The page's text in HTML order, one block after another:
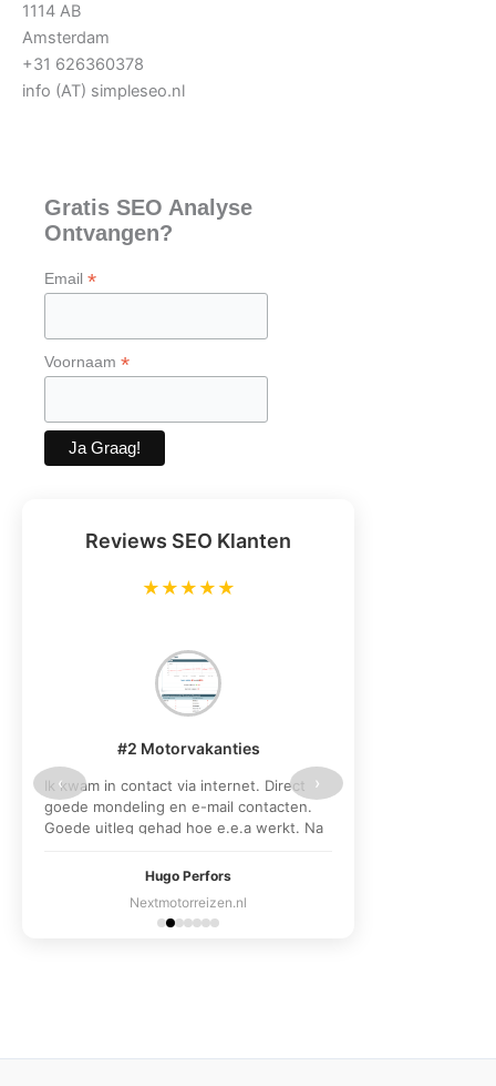
1114 AB
Amsterdam
+31 626360378
info (AT) simpleseo.nl
Gratis SEO Analyse
Ontvangen?
Email *
Voornaam *
Reviews SEO Klanten
★★★★★
#2 Motorvakanties
Ik kwam in contact via internet. Direct
goede mondeling en e-mail contacten.
Goede uitleg gehad hoe e.e.a werkt. Na
Na eindoplevering gewoon heel goed
Linkbuilding werkt!
Hugo Perfors
Nextmotorreizen.nl
‹ ›